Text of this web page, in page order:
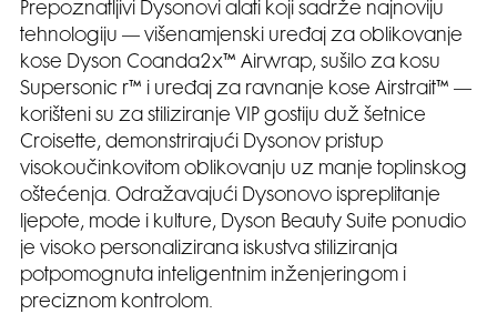
Prepoznatljivi Dysonovi alati koji sadrže najnoviju
tehnologiju — višenamjenski uređaj za oblikovanje
kose Dyson Coanda2x™ Airwrap, sušilo za kosu
Supersonic r™ i uređaj za ravnanje kose Airstrait™ —
korišteni su za stiliziranje VIP gostiju duž šetnice
Croisette, demonstrirajući Dysonov pristup
visokoučinkovitom oblikovanju uz manje toplinskog
oštećenja. Odražavajući Dysonovo ispreplitanje
ljepote, mode i kulture, Dyson Beauty Suite ponudio
je visoko personalizirana iskustva stiliziranja
potpomognuta inteligentnim inženjeringom i
preciznom kontrolom.